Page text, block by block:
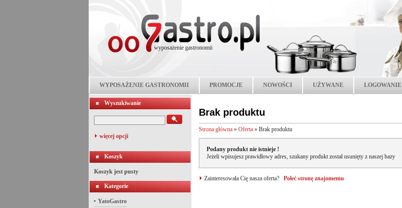
wyposażenie gastronomii
WYPOSAŻENIE GASTRONOMII PROMOCJE NOWOŚCI UŻYWANE LOGOWANIE
Wyszukiwanie
więcej opcji
Koszyk
Koszyk jest pusty
Kategorie
YatoGastro
Brak produktu
Strona główna » Oferta » Brak produktu
Podany produkt nie istnieje !
Jeżeli wpisujesz prawidłowy adres, szukany produkt został usunięty z naszej bazy
Zainteresowała Cię nasza oferta? Poleć stronę znajomemu